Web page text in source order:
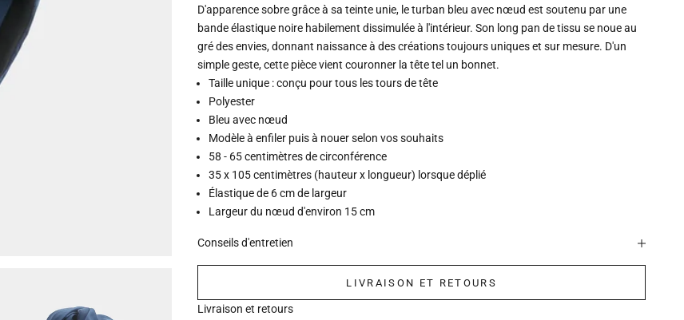
D'apparence sobre grâce à sa teinte unie, le turban bleu avec nœud est soutenu par une
bande élastique noire habilement dissimulée à l'intérieur. Son long pan de tissu se noue au
gré des envies, donnant naissance à des créations toujours uniques et sur mesure. D'un
simple geste, cette pièce vient couronner la tête tel un bonnet.
Taille unique : conçu pour tous les tours de tête
Polyester
Bleu avec nœud
Modèle à enfiler puis à nouer selon vos souhaits
58 - 65 centimètres de circonférence
35 x 105 centimètres (hauteur x longueur) lorsque déplié
Élastique de 6 cm de largeur
Largeur du nœud d'environ 15 cm
Conseils d'entretien
LIVRAISON ET RETOURS
Livraison et retours